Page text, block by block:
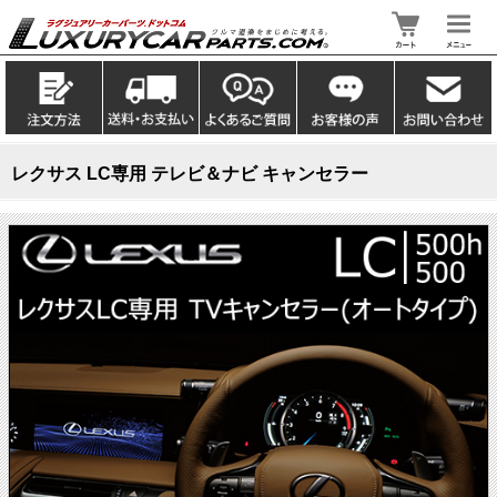
レクサス LC専用 テレビ＆ナビ キャンセラー